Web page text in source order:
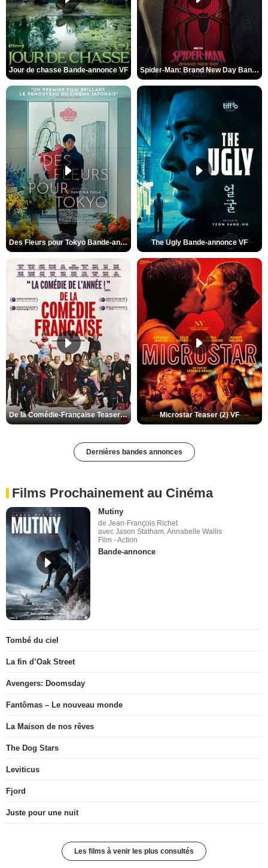
Jour de chasse Bande-annonce VF Spider-Man: Brand New Day Bande-annonce (3) VO STFR
Des Fleurs pour Tokyo Bande-annonce VO STFR The Ugly Bande-annonce VF
De la Comédie-Française Teaser (3) VF Microstar Teaser (2) VF
Dernières bandes annonces
Films Prochainement au Cinéma
Mutiny
de Jean-François Richet
avec Jason Statham, Annabelle Wallis
Film - Action
Bande-annonce
Tombé du ciel
La fin d’Oak Street
Avengers: Doomsday
Fantômas – Le nouveau monde
La Maison de nos rêves
The Dog Stars
Leviticus
Fjord
Juste pour une nuit
Les films à venir les plus consultés